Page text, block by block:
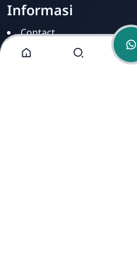
Informasi
Contact
Disclamer